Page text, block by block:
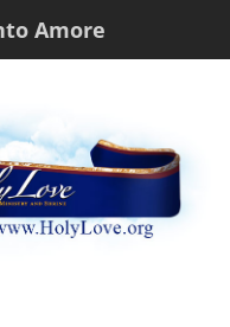
Amore